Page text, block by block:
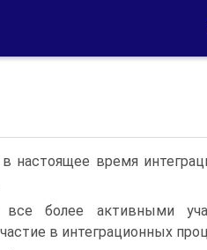
настоящее время
более активными
в интеграционных